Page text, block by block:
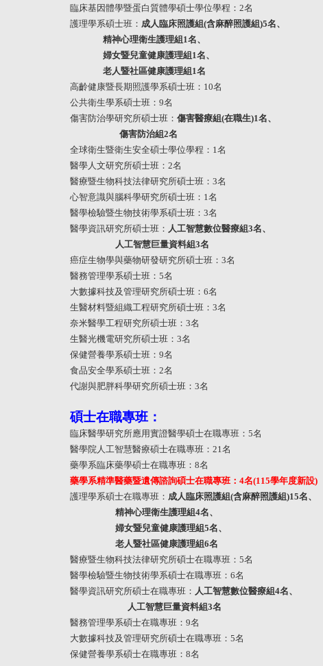
臨床基因體學暨蛋白質體學碩士學位學程： 2名
護理學系碩士班： 成人臨床照護組(含麻醉照護組)5名、
精神心理衛生護理組 1名、
婦女暨兒童健康護理組 1名、
老人暨社區健康護理組 1名
高齡健康暨長期照護學系碩士班： 10名
公共衛生學系碩士班： 9名
傷害防治學研究所碩士班： 傷害醫療組(在職生)1名、
傷害防治組2名
全球衛生暨衛生安全碩士學位學程： 1名
醫學人文研究所碩士班： 2名
醫療暨生物科技法律研究所碩士班： 3名
心智意識與腦科學研究所碩士班： 1名
醫學檢驗暨生物技術學系碩士班： 3名
醫學資訊研究所碩士班： 人工智慧數位醫療組3名、
人工智慧巨量資料組3名
癌症生物學與藥物研發研究所碩士班： 3名
醫務管理學系碩士班： 5名
大數據科技及管理研究所碩士班： 6名
生醫材料暨組織工程研究所碩士班： 3名
奈米醫學工程研究所碩士班： 3名
生醫光機電研究所碩士班： 3名
保健營養學系碩士班： 9名
食品安全學系碩士班： 2名
代謝與肥胖科學研究所碩士班： 3名
碩士在職專班：
臨床醫學研究所應用實證醫學碩士在職專班： 5名
醫學院人工智慧醫療碩士在職專班： 21名
藥學系臨床藥學碩士在職專班： 8名
藥學系精準醫藥暨遺傳諮詢碩士在職專班： 4名(115學年度新設)
護理學系碩士在職專班： 成人臨床照護組(含麻醉照護組)15名、
精神心理衛生護理組4名、
婦女暨兒童健康護理組5名、
老人暨社區健康護理組6名
醫療暨生物科技法律研究所碩士在職專班： 5名
醫學檢驗暨生物技術學系碩士在職專班： 6名
醫學資訊研究所碩士在職專班： 人工智慧數位醫療組4名、
人工智慧巨量資料組3名
醫務管理學系碩士在職專班： 9名
大數據科技及管理研究所碩士在職專班： 5名
保健營養學系碩士在職專班： 8名